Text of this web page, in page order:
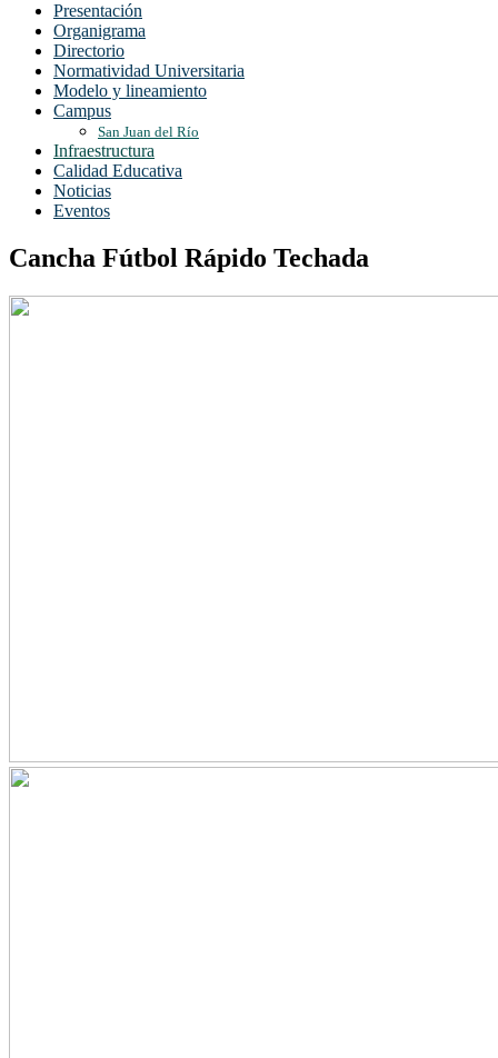
Presentación
Organigrama
Directorio
Normatividad Universitaria
Modelo y lineamiento
Campus
San Juan del Río
Infraestructura
Calidad Educativa
Noticias
Eventos
Cancha Fútbol Rápido Techada